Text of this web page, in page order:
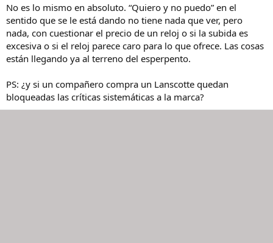
No es lo mismo en absoluto. “Quiero y no puedo” en el
sentido que se le está dando no tiene nada que ver, pero
nada, con cuestionar el precio de un reloj o si la subida es
excesiva o si el reloj parece caro para lo que ofrece. Las cosas
están llegando ya al terreno del esperpento.
PS: ¿y si un compañero compra un Lanscotte quedan
bloqueadas las críticas sistemáticas a la marca?